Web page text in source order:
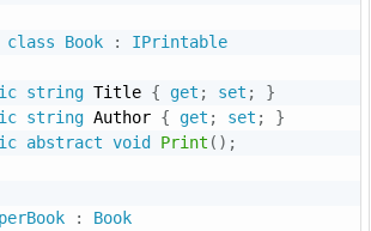
class Book :
IPrintable
string Title { get ; set ;
}
string Author { get ; set ;
}
abstract void Print ( ) ;
:
Book